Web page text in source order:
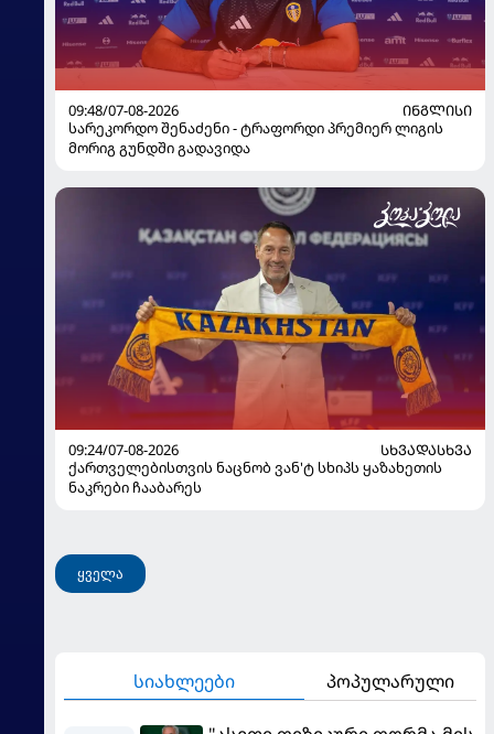
09:48/07-08-2026
ᲘᲜᲒᲚᲘᲡᲘ
სარეკორდო შენაძენი - ტრაფორდი პრემიერ ლიგის
მორიგ გუნდში გადავიდა
09:24/07-08-2026
ᲡᲮᲕᲐᲓᲐᲡᲮᲕᲐ
ქართველებისთვის ნაცნობ ვან'ტ სხიპს ყაზახეთის
ნაკრები ჩააბარეს
ყველა
სიახლეები პოპულარული